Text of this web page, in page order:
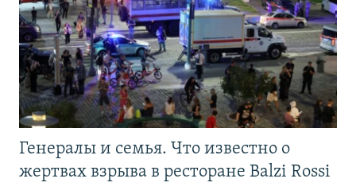
Генералы и семья. Что известно о
жертвах взрыва в ресторане Balzi Rossi